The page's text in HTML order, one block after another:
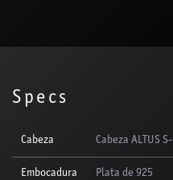
Specs
Cabeza Cabeza ALTUS
Embocadura Plata de 925